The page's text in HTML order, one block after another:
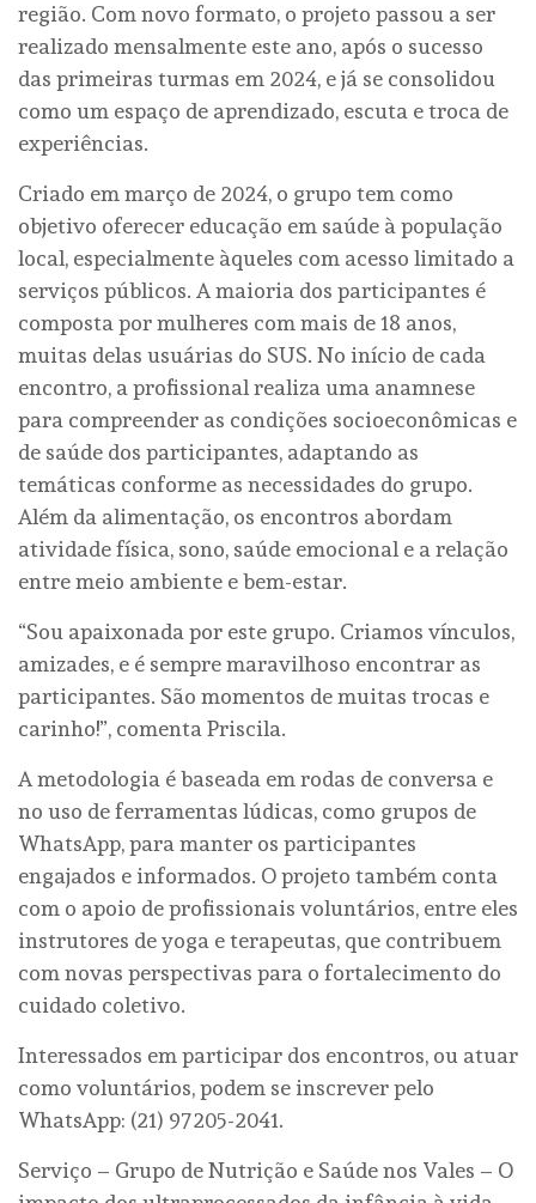
região. Com novo formato, o projeto passou a ser
realizado mensalmente este ano, após o sucesso
das primeiras turmas em 2024, e já se consolidou
como um espaço de aprendizado, escuta e troca de
experiências.
Criado em março de 2024, o grupo tem como
objetivo oferecer educação em saúde à população
local, especialmente àqueles com acesso limitado a
serviços públicos. A maioria dos participantes é
composta por mulheres com mais de 18 anos,
muitas delas usuárias do SUS. No início de cada
encontro, a profissional realiza uma anamnese
para compreender as condições socioeconômicas e
de saúde dos participantes, adaptando as
temáticas conforme as necessidades do grupo.
Além da alimentação, os encontros abordam
atividade física, sono, saúde emocional e a relação
entre meio ambiente e bem-estar.
“Sou apaixonada por este grupo. Criamos vínculos,
amizades, e é sempre maravilhoso encontrar as
participantes. São momentos de muitas trocas e
carinho!”, comenta Priscila.
A metodologia é baseada em rodas de conversa e
no uso de ferramentas lúdicas, como grupos de
WhatsApp, para manter os participantes
engajados e informados. O projeto também conta
com o apoio de profissionais voluntários, entre eles
instrutores de yoga e terapeutas, que contribuem
com novas perspectivas para o fortalecimento do
cuidado coletivo.
Interessados em participar dos encontros, ou atuar
como voluntários, podem se inscrever pelo
WhatsApp: (21) 97205-2041.
Serviço – Grupo de Nutrição e Saúde nos Vales – O